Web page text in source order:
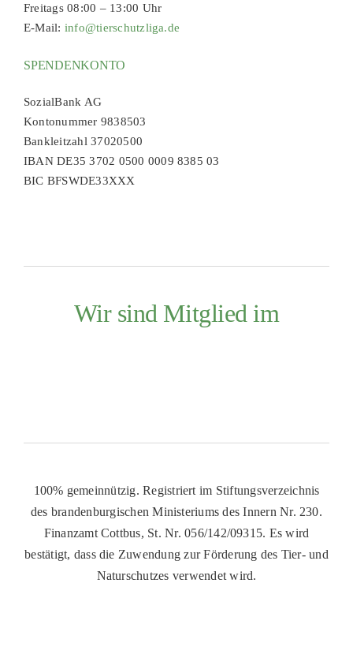
Freitags 08:00 – 13:00 Uhr
E-Mail: info@tierschutzliga.de
SPENDENKONTO
SozialBank AG
Kontonummer 9838503
Bankleitzahl 37020500
IBAN DE35 3702 0500 0009 8385 03
BIC BFSWDE33XXX
Wir sind Mitglied im
100% gemeinnützig. Registriert im Stiftungsverzeichnis
des brandenburgischen Ministeriums des Innern Nr. 230.
Finanzamt Cottbus, St. Nr. 056/142/09315. Es wird
bestätigt, dass die Zuwendung zur Förderung des Tier- und
Naturschutzes verwendet wird.